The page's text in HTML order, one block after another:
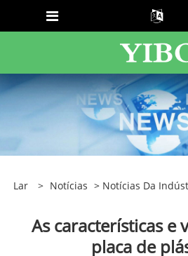
Lar > Notícias > Notícias Da
As características e
placa de